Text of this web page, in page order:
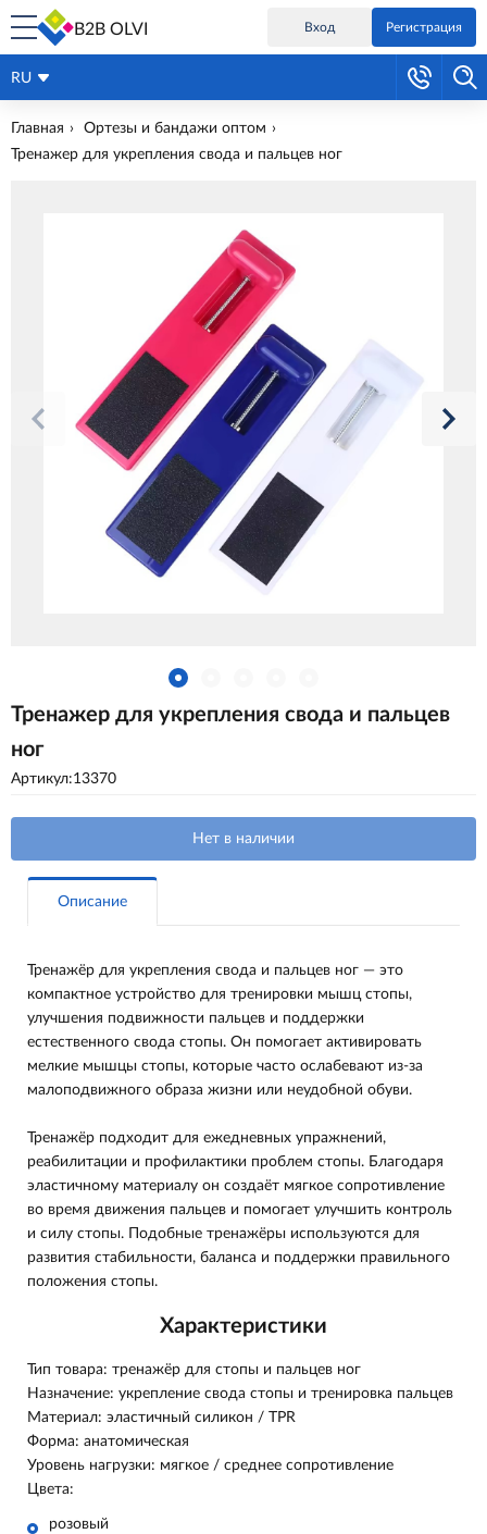
B2B OLVI Вход Регистрация
RU
Главная
Ортезы и бандажи оптом
Тренажер для укрепления свода и пальцев ног
Тренажер для укрепления свода и пальцев
ног
Артикул:13370
Нет в наличии
Описание
Тренажёр для укрепления свода и пальцев ног — это
компактное устройство для тренировки мышц стопы,
улучшения подвижности пальцев и поддержки
естественного свода стопы. Он помогает активировать
мелкие мышцы стопы, которые часто ослабевают из-за
малоподвижного образа жизни или неудобной обуви.
Тренажёр подходит для ежедневных упражнений,
реабилитации и профилактики проблем стопы. Благодаря
эластичному материалу он создаёт мягкое сопротивление
во время движения пальцев и помогает улучшить контроль
и силу стопы. Подобные тренажёры используются для
развития стабильности, баланса и поддержки правильного
положения стопы.
Характеристики
Тип товара: тренажёр для стопы и пальцев ног
Назначение: укрепление свода стопы и тренировка пальцев
Материал: эластичный силикон / TPR
Форма: анатомическая
Уровень нагрузки: мягкое / среднее сопротивление
Цвета:
розовый